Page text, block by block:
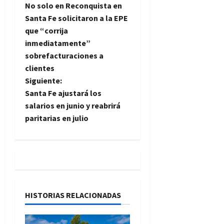
a
v
e
g
a
c
d
No solo en Reconquista en
Santa Fe solicitaron a la EPE
que “corrija
inmediatamente”
sobrefacturaciones a
clientes
Siguiente:
Santa Fe ajustará los
salarios en junio y reabrirá
paritarias en julio
HISTORIAS RELACIONADAS